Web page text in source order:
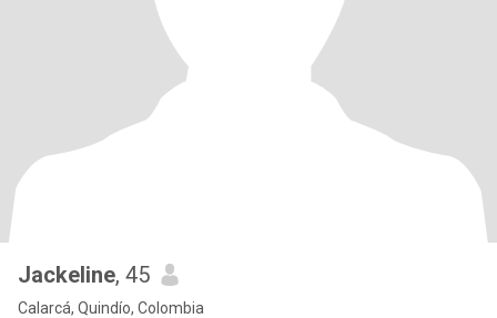
Jackeline, 45
Calarcá, Quindío, Colombia